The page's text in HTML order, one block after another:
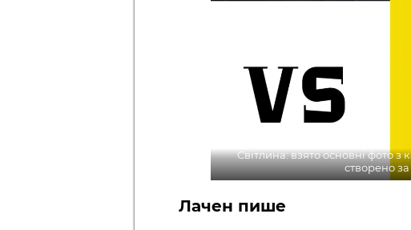
Світлина: взято основні фото з
створено
Лачен пише